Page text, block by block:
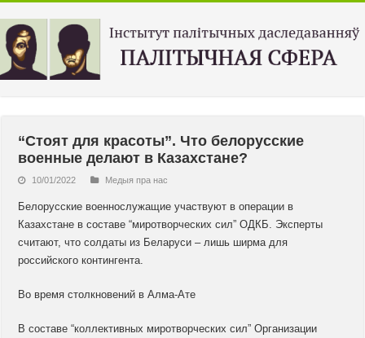
“Стоят для красоты”. Что белорусские
военные делают в Казахстане?
10/01/2022 Медыя пра нас
Белорусские военнослужащие участвуют в операции в
Казахстане в составе “миротворческих сил” ОДКБ. Эксперты
считают, что солдаты из Беларуси – лишь ширма для
российского контингента.
Во время столкновений в Алма-Ате
В составе “коллективных миротворческих сил” Организации